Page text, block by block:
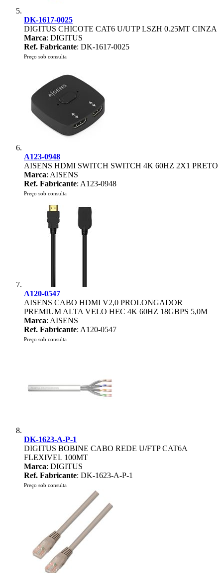
DK-1617-0025
DIGITUS CHICOTE CAT6 U/UTP LSZH 0.25MT CINZA
Marca: DIGITUS
Ref. Fabricante: DK-1617-0025
Preço sob consulta
A123-0948
AISENS HDMI SWITCH SWITCH 4K 60HZ 2X1 PRETO
Marca: AISENS
Ref. Fabricante: A123-0948
Preço sob consulta
A120-0547
AISENS CABO HDMI V2,0 PROLONGADOR
PREMIUM ALTA VELO HEC 4K 60HZ 18GBPS 5,0M
Marca: AISENS
Ref. Fabricante: A120-0547
Preço sob consulta
DK-1623-A-P-1
DIGITUS BOBINE CABO REDE U/FTP CAT6A
FLEXIVEL 100MT
Marca: DIGITUS
Ref. Fabricante: DK-1623-A-P-1
Preço sob consulta